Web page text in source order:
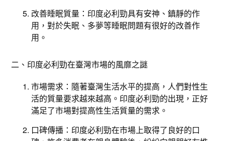
改善睡眠質量：印度必利勁具有安神、鎮靜的作
用，對於失眠、多夢等睡眠問題有很好的改善作
用。
二、印度必利勁在臺灣市場的風靡之謎
市場需求：隨著臺灣生活水平的提高，人們對性生
活的質量要求越來越高。印度必利勁的出現，正好
滿足了市場對提高性生活質量的需求。
口碑傳播：印度必利勁在市場上取得了良好的口